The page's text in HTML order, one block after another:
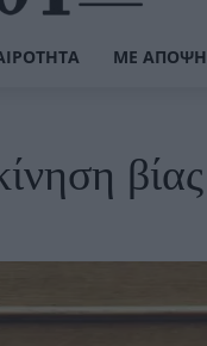
ΜΕ ΆΠΟΨΗ
βίας